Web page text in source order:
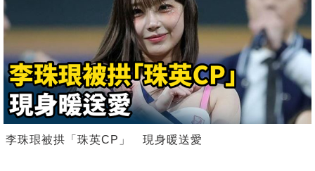
李珠珢被拱「珠英CP」 現身暖送愛